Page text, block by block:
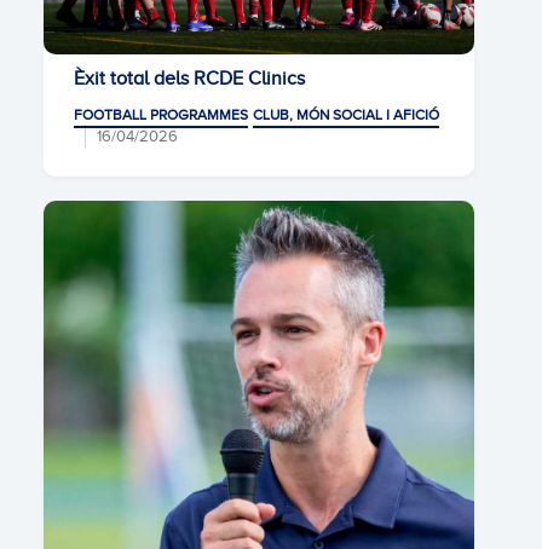
Èxit total dels RCDE Clinics
FOOTBALL PROGRAMMES CLUB, MÓN SOCIAL I AFICIÓ
16/04/2026